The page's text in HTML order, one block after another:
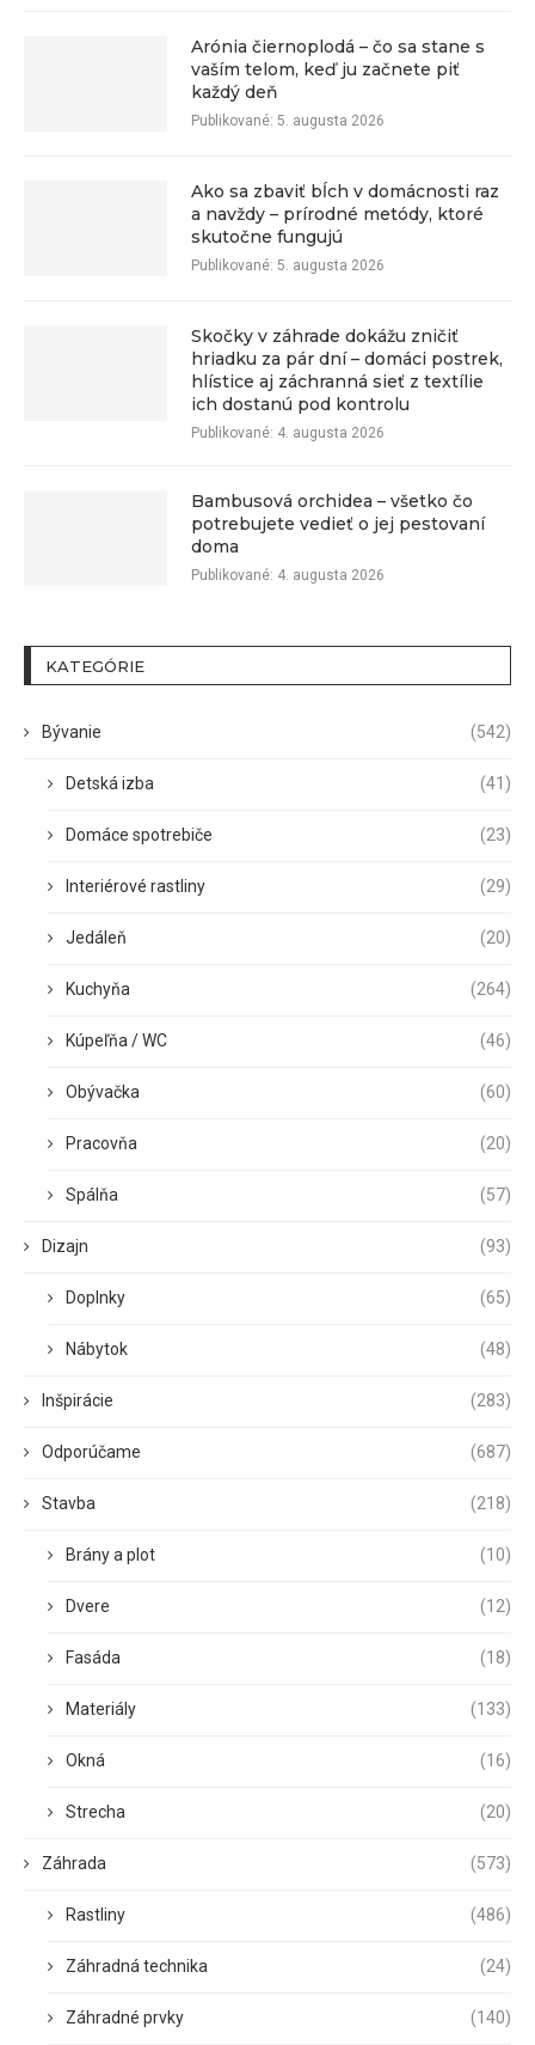
Arónia čiernoplodá – čo sa stane s
vaším telom, keď ju začnete piť
každý deň
Publikované: 5. augusta 2026
Ako sa zbaviť bĺch v domácnosti raz
a navždy – prírodné metódy, ktoré
skutočne fungujú
Publikované: 5. augusta 2026
Skočky v záhrade dokážu zničiť
hriadku za pár dní – domáci postrek,
hlístice aj záchranná sieť z textílie
ich dostanú pod kontrolu
Publikované: 4. augusta 2026
Bambusová orchidea – všetko čo
potrebujete vedieť o jej pestovaní
doma
Publikované: 4. augusta 2026
KATEGÓRIE
Bývanie (542)
Detská izba (41)
Domáce spotrebiče (23)
Interiérové rastliny (29)
Jedáleň (20)
Kuchyňa (264)
Kúpeľňa / WC (46)
Obývačka (60)
Pracovňa (20)
Spálňa (57)
Dizajn (93)
Doplnky (65)
Nábytok (48)
Inšpirácie (283)
Odporúčame (687)
Stavba (218)
Brány a plot (10)
Dvere (12)
Fasáda (18)
Materiály (133)
Okná (16)
Strecha (20)
Záhrada (573)
Rastliny (486)
Záhradná technika (24)
Záhradné prvky (140)